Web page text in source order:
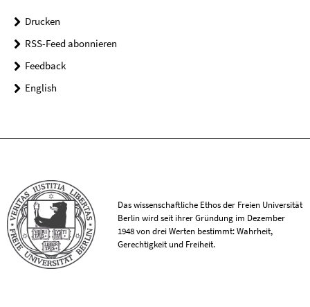
Drucken
RSS-Feed abonnieren
Feedback
English
Das wissenschaftliche Ethos der Freien Universität
Berlin wird seit ihrer Gründung im Dezember
1948 von drei Werten bestimmt: Wahrheit,
Gerechtigkeit und Freiheit.